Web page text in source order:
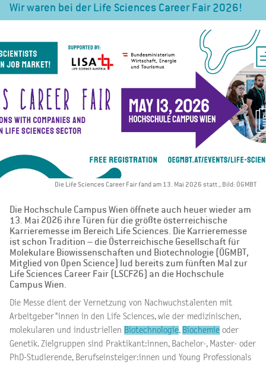
Wir waren bei der Life Sciences Career Fair 2026!
Die Life Sciences Career Fair fand am 13. Mai 2026 statt., Bild: ÖGMBT
Die Hochschule Campus Wien öffnete auch heuer wieder am
13. Mai 2026 ihre Türen für die größte österreichische
Karrieremesse im Bereich Life Sciences. Die Karrieremesse
ist schon Tradition – die Österreichische Gesellschaft für
Molekulare Biowissenschaften und Biotechnologie (ÖGMBT,
Mitglied von Open Science) lud bereits zum fünften Mal zur
Life Sciences Career Fair (LSCF26) an die Hochschule
Campus Wien.
Die Messe dient der Vernetzung von Nachwuchstalenten mit
Arbeitgeber*innen in den Life Sciences, wie der medizinischen,
molekularen und industriellen Biotechnologie, Biochemie oder
Genetik. Zielgruppen sind Praktikant:innen, Bachelor-, Master- oder
PhD-Studierende, Berufseinsteiger:innen und Young Professionals